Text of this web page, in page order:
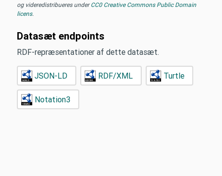
og videredistribueres underCC0 Creative Commons Public Domain
licens.
Datasæt endpoints
RDF-repræsentationer af dette datasæt.
JSON-LD RDF/XML Turtle
Notation3